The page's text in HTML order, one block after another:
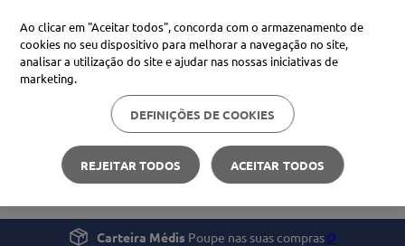
Procure no Marketplace Médis
Pesquisas mais comuns
xiaomi
Bem-estar
Suplementos e Vitaminas
Bioactivo Alho Comprimidos Revest 300mg 60
Carteira Médis Poupe nas suas compras🪙
Ao clicar em "Aceitar todos", concorda com o armazenamento de
cookies no seu dispositivo para melhorar a navegação no site,
analisar a utilização do site e ajudar nas nossas iniciativas de
marketing.
DEFINIÇÕES DE COOKIES
REJEITAR TODOS ACEITAR TODOS